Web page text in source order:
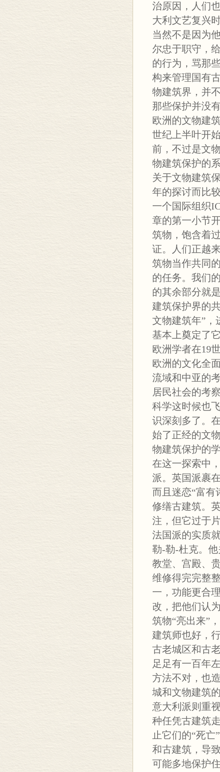
治原因，人们
大利文艺复兴
当然不是因为
尔忠于职守，
的行为，骂那
构来管理国有
物建筑界，并
那些保护并没
欧洲的文物建
世纪上半叶开
前，不过是文
物建筑保护的
关于文物建筑
年的探讨而比
一个国际组织
章的第一小节
筑物，饱含着
证。人们正越
筑物当作共同
的任务。我们
的其余部分就
建筑保护界的
文物建筑年”，
基本上奠定了
欧洲学者在19
欧洲的文化全
流域和中亚的
居民社会的考
科学这时候也
识深刻多了。
始了正经的文
物建筑保护的
在这一探索中
派。英国派裹
而且迷恋“富有
修缮古建筑。
注，但它过于
法国派的实质
勒-勒-杜克。
教堂、宫殿、
维修得完完整
一，功能更合
改，把他们认
筑物“亮出来”
建筑师也好，
古老城区和古
足足有一百年
方法不对，也
城和文物建筑
意大利派则重
种任凭古建筑
止它们的“死
和古建筑，导
可能多地保护